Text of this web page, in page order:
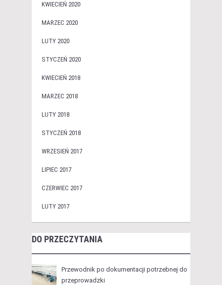
KWIECIEŃ 2020
MARZEC 2020
LUTY 2020
STYCZEŃ 2020
KWIECIEŃ 2018
MARZEC 2018
LUTY 2018
STYCZEŃ 2018
WRZESIEŃ 2017
LIPIEC 2017
CZERWIEC 2017
LUTY 2017
DO PRZECZYTANIA
Przewodnik po dokumentacji potrzebnej do
przeprowadzki